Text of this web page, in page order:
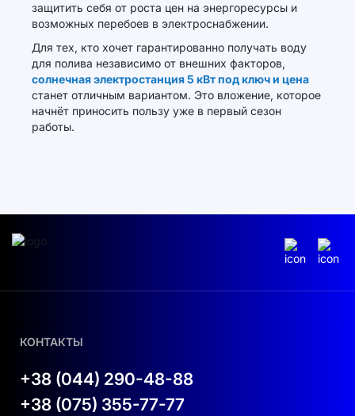
защитить себя от роста цен на энергоресурсы и
возможных перебоев в электроснабжении.
Для тех, кто хочет гарантированно получать воду
для полива независимо от внешних факторов,
солнечная электростанция 5 кВт под ключ и цена
станет отличным вариантом. Это вложение, которое
начнёт приносить пользу уже в первый сезон
работы.
КОНТАКТЫ
+38 (044) 290-48-88
+38 (075) 355-77-77